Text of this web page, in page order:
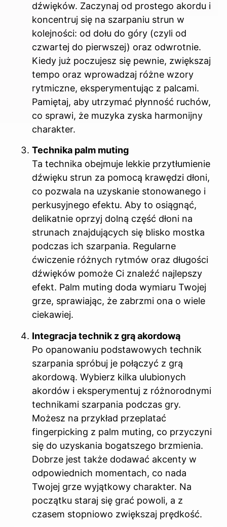
dźwięków. Zaczynaj od prostego akordu i
koncentruj się na szarpaniu strun w
kolejności: od dołu do góry (czyli od
czwartej do pierwszej) oraz odwrotnie.
Kiedy już poczujesz się pewnie, zwiększaj
tempo oraz wprowadzaj różne wzory
rytmiczne, eksperymentując z palcami.
Pamiętaj, aby utrzymać płynność ruchów,
co sprawi, że muzyka zyska harmonijny
charakter.
Technika palm muting
Ta technika obejmuje lekkie przytłumienie
dźwięku strun za pomocą krawędzi dłoni,
co pozwala na uzyskanie stonowanego i
perkusyjnego efektu. Aby to osiągnąć,
delikatnie oprzyj dolną część dłoni na
strunach znajdujących się blisko mostka
podczas ich szarpania. Regularne
ćwiczenie różnych rytmów oraz długości
dźwięków pomoże Ci znaleźć najlepszy
efekt. Palm muting doda wymiaru Twojej
grze, sprawiając, że zabrzmi ona o wiele
ciekawiej.
Integracja technik z grą akordową
Po opanowaniu podstawowych technik
szarpania spróbuj je połączyć z grą
akordową. Wybierz kilka ulubionych
akordów i eksperymentuj z różnorodnymi
technikami szarpania podczas gry.
Możesz na przykład przeplatać
fingerpicking z palm muting, co przyczyni
się do uzyskania bogatszego brzmienia.
Dobrze jest także dodawać akcenty w
odpowiednich momentach, co nada
Twojej grze wyjątkowy charakter. Na
początku staraj się grać powoli, a z
czasem stopniowo zwiększaj prędkość.